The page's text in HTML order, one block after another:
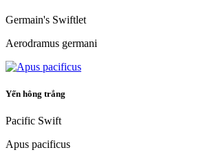
Germain's Swiftlet
Aerodramus germani
Yến hông trắng
Pacific Swift
Apus pacificus